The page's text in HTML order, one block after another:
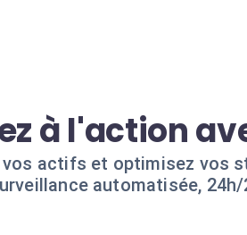
à l'action
vos actifs et optimisez vos
automatisée,